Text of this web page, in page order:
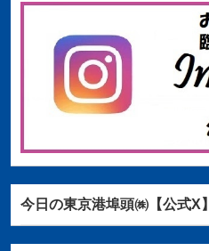
今日の東京港埠頭㈱【公式X】